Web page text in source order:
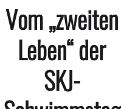
Vom „zweiten
Leben“ der
SKJ-